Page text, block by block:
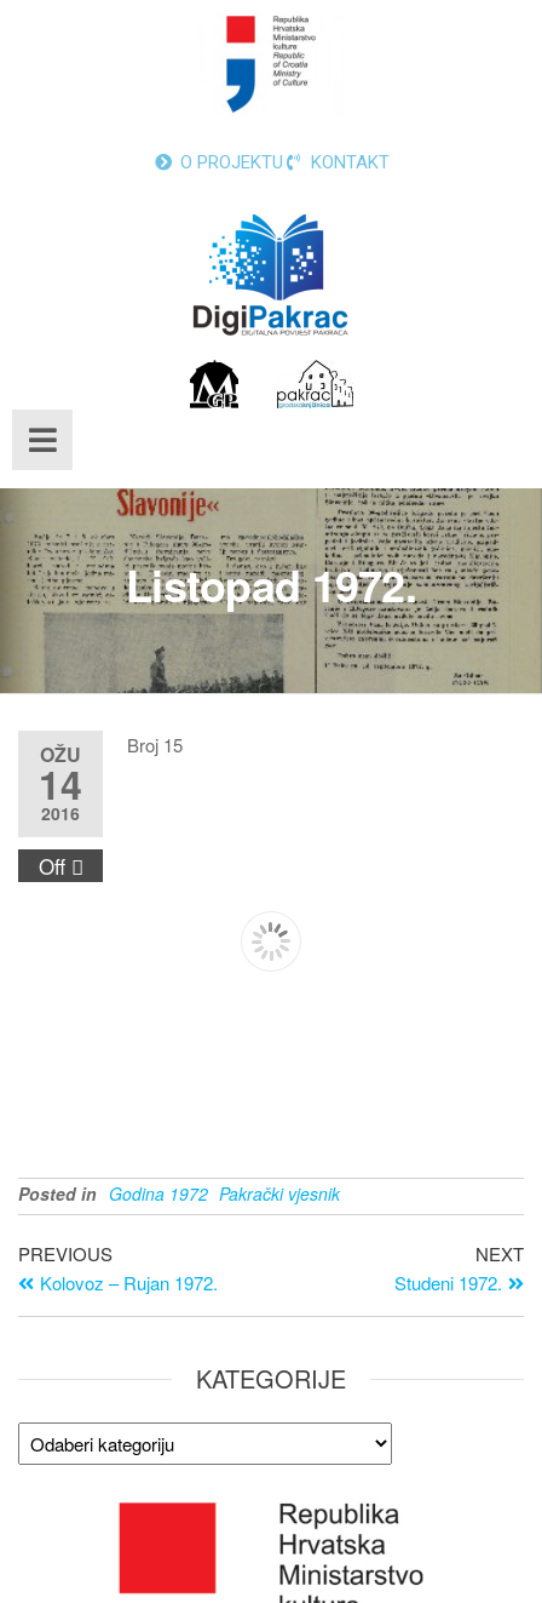
O PROJEKTU KONTAKT
Listopad 1972.
OŽU
14
2016
Off
Broj 15
Posted in Godina 1972 Pakrački vjesnik
PREVIOUS
Kolovoz – Rujan 1972.
NEXT
Studeni 1972.
KATEGORIJE